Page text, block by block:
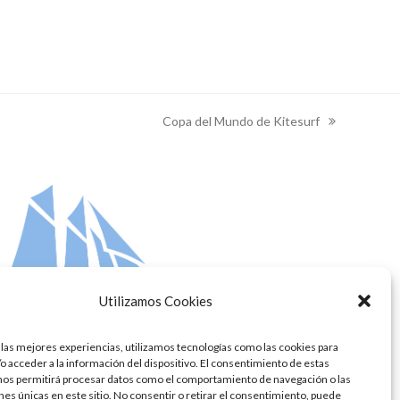
Utilizamos Cookies
mejores experiencias, utilizamos tecnologías como las cookies para
acceder a la información del dispositivo. El consentimiento de estas
permitirá procesar datos como el comportamiento de navegación o las
únicas en este sitio. No consentir o retirar el consentimiento, puede
next
Copa del Mundo de Kitesurf